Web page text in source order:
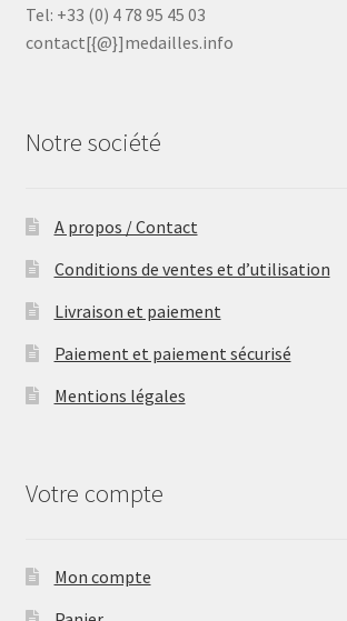
Tel: +33 (0) 4 78 95 45 03
contact[{@}]medailles.info
Notre société
A propos / Contact
Conditions de ventes et d’utilisation
Livraison et paiement
Paiement et paiement sécurisé
Mentions légales
Votre compte
Mon compte